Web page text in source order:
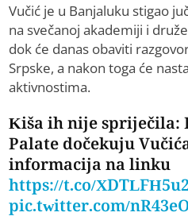
Vučić je u Banjaluku stigao
na svečanoj akademiji i
dok će danas obaviti
Srpske, a nakon toga će
aktivnostima.
Kiša ih nije spriječila:
Palate dočekuju
informacija na linku
https://t.co/
pic.twitter.com/